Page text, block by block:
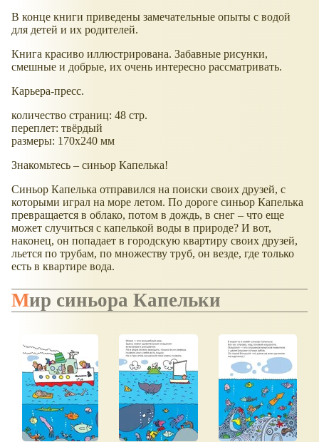
В конце книги приведены замечательные опыты с водой
для детей и их родителей.
Книга красиво иллюстрирована. Забавные рисунки,
смешные и добрые, их очень интересно рассматривать.
Карьера-пресс.
количество страниц: 48 стр.
переплет: твёрдый
размеры: 170x240 мм
Знакомьтесь – синьор Капелька!
Синьор Капелька отправился на поиски своих друзей, с
которыми играл на море летом. По дороге синьор Капелька
превращается в облако, потом в дождь, в снег – что еще
может случиться с капелькой воды в природе? И вот,
наконец, он попадает в городскую квартиру своих друзей,
льется по трубам, по множеству труб, он везде, где только
есть в квартире вода.
Мир синьора Капельки